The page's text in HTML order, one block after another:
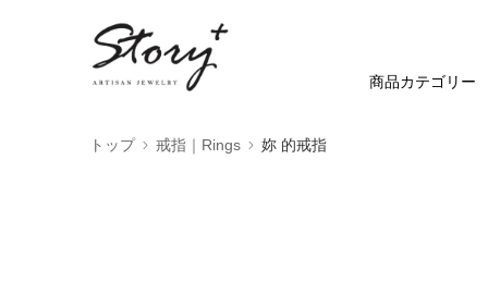
商品カテゴリー
トップ 戒指｜Rings 妳 的戒指